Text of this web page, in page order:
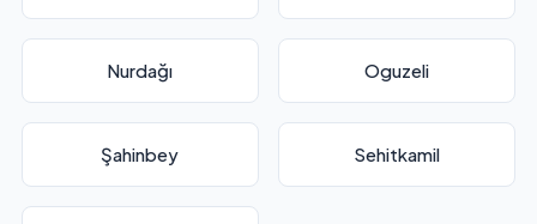
Nurdağı Oguzeli
Şahinbey Sehitkamil